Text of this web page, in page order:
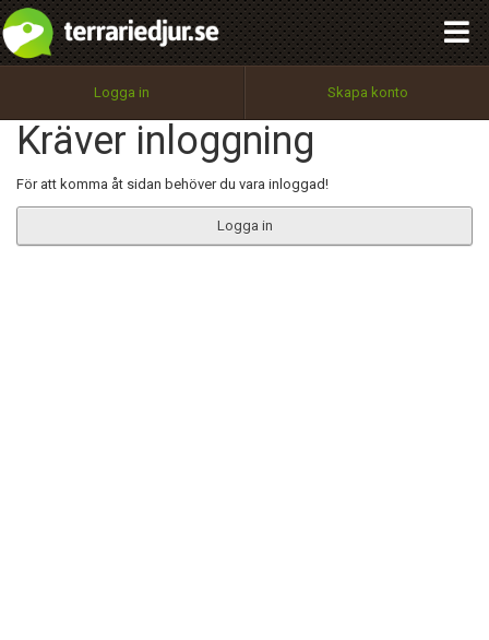
Logga in Skapa konto
Kräver inloggning
För att komma åt sidan behöver du vara inloggad!
Logga in
Utför
100%
OK
integritetspolicy
Namn:
Epost:
Begär nytt lösenord
Tillbaka till förstasidan